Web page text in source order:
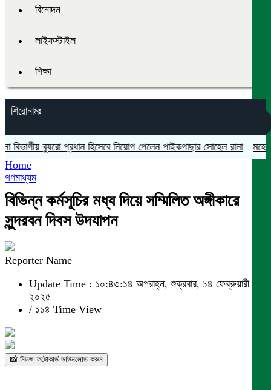
বিনোদন
লাইফস্টাইল
শিক্ষা
শিরোনামঃ
ব্যুরো প্রধান হিসেবে নিয়োগ পেলেন পাইকগাছার সোহেল রানা মহেশপুরে
Home
গণমাধ্যম
বিভিন্ন কর্মসূচির মধ্য দিয়ে সম্মিলিত অঙ্গীকারে
সুন্দরবন দিবস উদযাপন
Reporter Name
Update Time : ১০:৪৩:১৪ অপরাহ্ন, শুক্রবার, ১৪ ফেব্রুয়ারী
২০২৫
/ ১১৪ Time View
📸 নিউজ ফটোকার্ড ডাউনলোড করুন